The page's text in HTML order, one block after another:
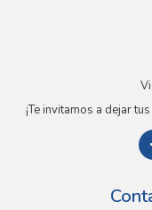
¡Te invitamos a dejar